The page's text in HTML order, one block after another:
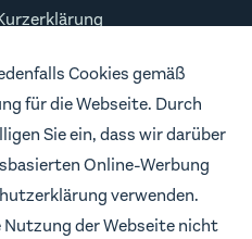
Cookies gemäß
für die Webseite. Durch
Sie ein, dass wir darüber
Online-Werbung
verwenden.
der Webseite nicht
US
in Verbindung bleiben.